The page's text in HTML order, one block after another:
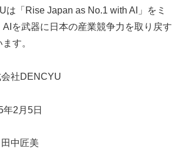
は「Rise Japan as No.1 with AI」をミ
AIを武器に日本の産業競争力を取り戻す
す。
社DENCYU
2月5日
中匠美